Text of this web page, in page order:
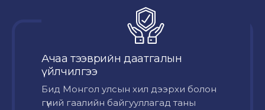
Ачаа тээврийн даатгалын
үйлчилгээ
Бид Монгол улсын хил дээрхи болон
гүний гаалийн байгууллагад таны